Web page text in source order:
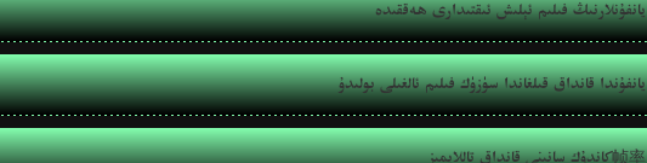
يانفۇنلارنىڭ فىلىم ئېلىش ئىقتىدارى ھەققىدە
يانفۇندا قانداق قىلغاندا سۈزۈك فىلىم ئالغىلى بولىدۇ
كاندۇك سانىنى قانداق تاللايمىز帧率